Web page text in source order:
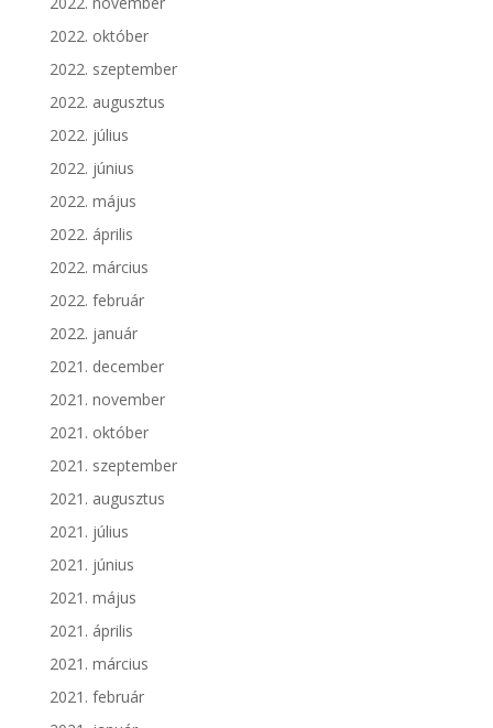
2022. október
2022. szeptember
2022. augusztus
2022. július
2022. június
2022. május
2022. április
2022. március
2022. február
2022. január
2021. december
2021. november
2021. október
2021. szeptember
2021. augusztus
2021. július
2021. június
2021. május
2021. április
2021. március
2021. február